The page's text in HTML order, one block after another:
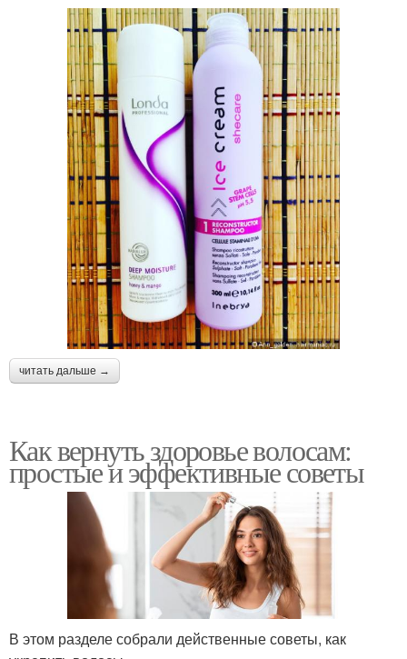
читать дальше →
Как вернуть здоровье волосам:
простые и эффективные советы
В этом разделе собрали действенные советы, как